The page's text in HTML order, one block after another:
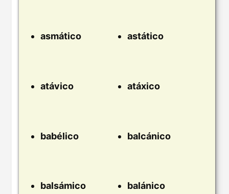
asmático astático
atávico atáxico
babélico balcánico
balsámico balánico